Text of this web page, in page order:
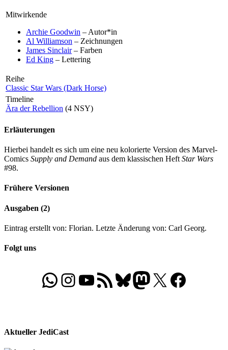
Mitwirkende
Archie Goodwin – Autor*in
Al Williamson – Zeichnungen
James Sinclair– Farben
Ed King – Lettering
Reihe
Classic Star Wars (Dark Horse)
Timeline
Ära der Rebellion (4 NSY)
Erläuterungen
Hierbei handelt es sich um eine neu kolorierte Version des Marvel-
Comics Supply and Demand aus dem klassischen Heft Star Wars
#98.
Frühere Versionen
Ausgaben (2)
Eintrag erstellt von: Florian. Letzte Änderung von: Carl Georg.
Folgt uns
WhatsApp
Folgt uns auf Instagram
Besucht unseren YouTube-Kanal
RSS-FeedBluesky
Folgt uns auf Mastodon
X Folgt uns auf
Aktueller JediCast